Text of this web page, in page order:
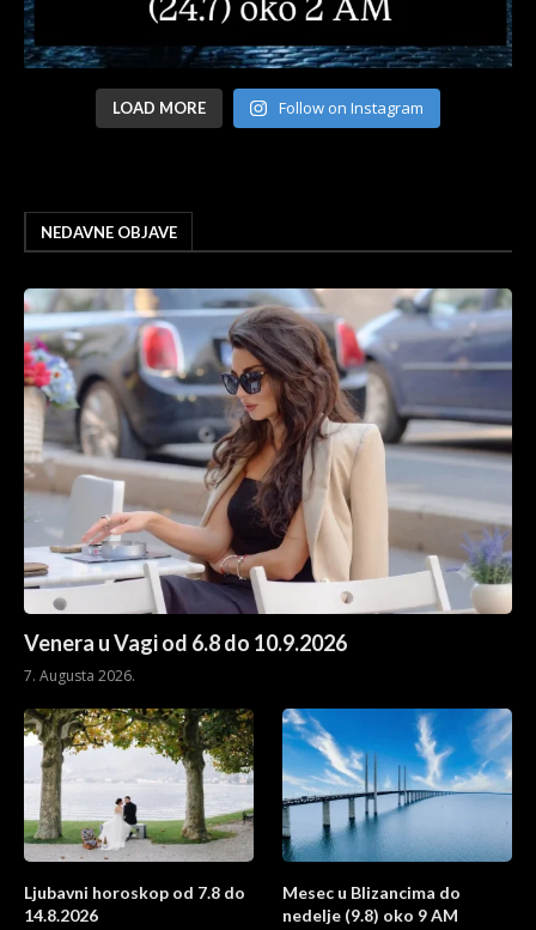
LOAD MORE Follow on Instagram
NEDAVNE OBJAVE
Venera u Vagi od 6.8 do 10.9.2026
7. Augusta 2026.
Ljubavni horoskop od 7.8 do
14.8.2026
Mesec u Blizancima do
nedelje (9.8) oko 9 AM